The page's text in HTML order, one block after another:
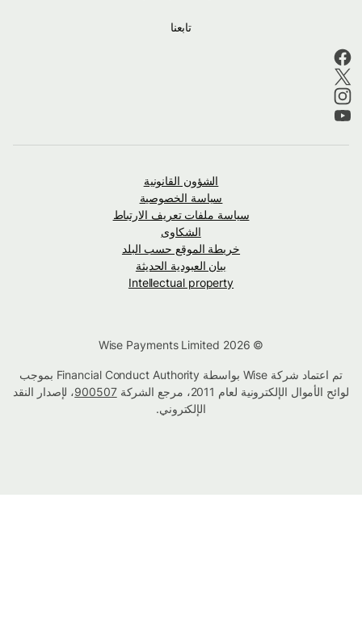
تابعنا
الشؤون القانونية
سياسة الخصوصية
سياسة ملفات تعريف الارتباط
الشكاوى
خريطة الموقع حسب البلد
بيان العبودية الحديثة
Intellectual property
تم اعتماد شركة Wise بواسطة Financial Conduct Authority بموجب
لوائح الأموال الإلكترونية لعام 2011، مرجع الشركة
900507، لإصدار النقد
الإلكتروني.